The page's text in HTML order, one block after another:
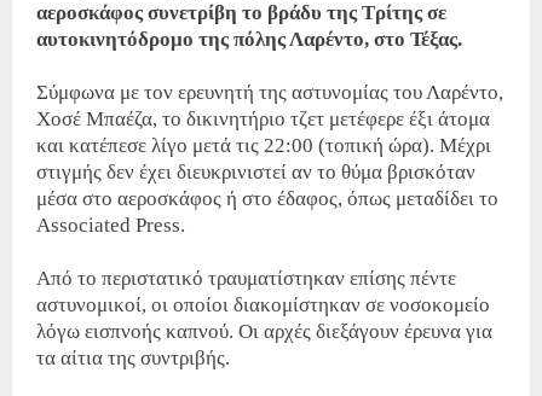
αεροσκάφος συνετρίβη το βράδυ της Τρίτης σε
αυτοκινητόδρομο της πόλης Λαρέντο, στο Τέξας.
Σύμφωνα με τον ερευνητή της αστυνομίας του Λαρέντο,
Χοσέ Μπαέζα, το δικινητήριο τζετ μετέφερε έξι άτομα
και κατέπεσε λίγο μετά τις 22:00 (τοπική ώρα). Μέχρι
στιγμής δεν έχει διευκρινιστεί αν το θύμα βρισκόταν
μέσα στο αεροσκάφος ή στο έδαφος, όπως μεταδίδει το
Associated Press.
Από το περιστατικό τραυματίστηκαν επίσης πέντε
αστυνομικοί, οι οποίοι διακομίστηκαν σε νοσοκομείο
λόγω εισπνοής καπνού. Οι αρχές διεξάγουν έρευνα για
τα αίτια της συντριβής.